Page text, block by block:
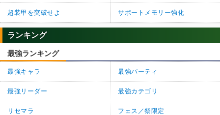
超装甲を突破せよ サポートメモリー強化
ランキング
最強ランキング
最強キャラ 最強パーティ
最強リーダー 最強カテゴリ
リセマラ フェス／祭限定